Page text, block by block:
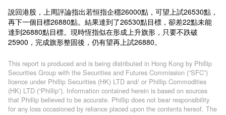
說回港股，上周評論指出若恒指企穩26000點，可望上試26530點，
再下一個目標26880點。結果達到了26530點目標，卻差22點未能
達到26880點目標。現時恆指似在形成上升旗形，只要不跌破
25900，完成旗形整固後，仍有望再上試26880。
This report is produced and is being distributed in Hong Kong by Phillip
Securities Group with the Securities and Futures Commission (“SFC”)
licence under Phillip Securities (HK) LTD and/ or Phillip Commodities
(HK) LTD (“Phillip”). Information contained herein is based on sources
that Phillip believed to be accurate. Phillip does not bear responsibility
for any loss occasioned by reliance placed upon the contents hereof. The